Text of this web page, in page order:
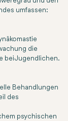
umfassen:
die
bei Jugendlichen.
Behandlungen
des
psychischen